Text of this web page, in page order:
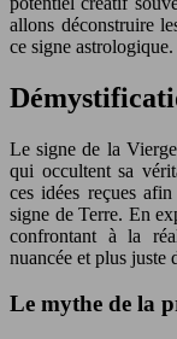
allons déconstruire
ce signe astrologique.
Le signe de la
qui occultent sa
ces idées reçues
signe de Terre. En
confrontant à la
nuancée et plus juste
Le mythe de la